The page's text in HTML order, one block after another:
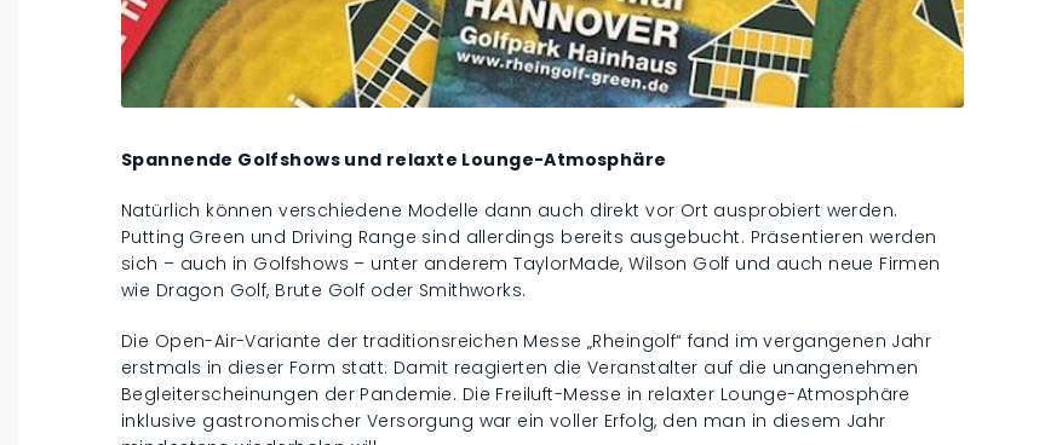
Spannende Golfshows und relaxte Lounge-Atmosphäre
Natürlich können verschiedene Modelle dann auch direkt vor Ort ausprobiert werden.
Putting Green und Driving Range sind allerdings bereits ausgebucht. Präsentieren werden
sich – auch in Golfshows – unter anderem TaylorMade, Wilson Golf und auch neue Firmen
wie Dragon Golf, Brute Golf oder Smithworks.
Die Open-Air-Variante der traditionsreichen Messe „Rheingolf“ fand im vergangenen Jahr
erstmals in dieser Form statt. Damit reagierten die Veranstalter auf die unangenehmen
Begleiterscheinungen der Pandemie. Die Freiluft-Messe in relaxter Lounge-Atmosphäre
inklusive gastronomischer Versorgung war ein voller Erfolg, den man in diesem Jahr